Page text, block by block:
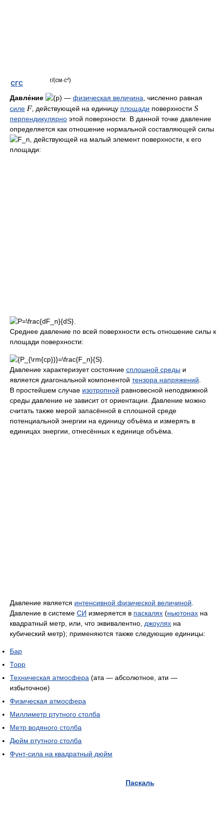
СГС г/(см·с²)
Давле́ние — физическая величина , численно равная
силе F, действующей на единицу площади поверхности S
перпендикулярно этой поверхности. В данной точке давление
определяется как отношение нормальной составляющей силы
, действующей на малый элемент поверхности, к его
площади:
Среднее давление по всей поверхности есть отношение силы к
площади поверхности:
Давление характеризует состояние сплошной среды и
является диагональной компонентой тензора напряжений
В простейшем случае изотропной равновесной неподвижной
среды давление не зависит от ориентации. Давление можно
считать также мерой запасённой в сплошной среде
потенциальной энергии на единицу объёма и измерять в
единицах энергии, отнесённых к единице объёма.
Давление является интенсивной физической величиной
Давление в системе СИ измеряется в паскалях (ньютонах на
квадратный метр, или, что эквивалентно, джоулях на
кубический метр); применяются также следующие единицы:
Бар
Торр
Техническая атмосфера (ата — абсолютное, ати —
избыточное)
Физическая атмосфера
Миллиметр ртутного столба
Метр водяного столба
Дюйм ртутного столба
Фунт-сила на квадратный дюйм
Паскаль